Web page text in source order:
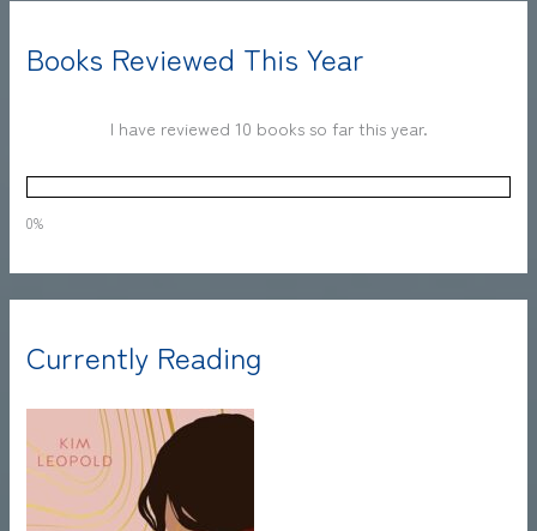
Books Reviewed This Year
I have reviewed 10 books so far this year.
0%
Currently Reading